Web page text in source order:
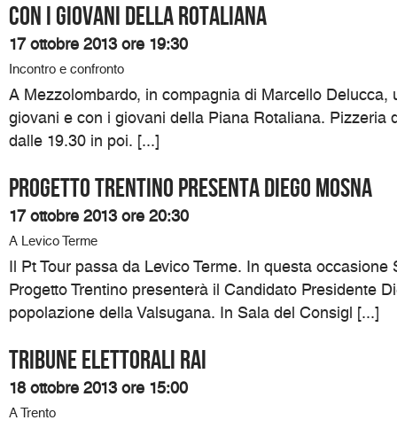
Con i giovani della Rotaliana
17 ottobre 2013 ore 19:30
Incontro e confronto
A Mezzolombardo, in compagnia di Marcello Delucca,
giovani e con i giovani della Piana Rotaliana. Pizzeria
dalle 19.30 in poi. [...]
Progetto Trentino presenta Diego Mosna
17 ottobre 2013 ore 20:30
A Levico Terme
Il Pt Tour passa da Levico Terme. In questa occasione
Progetto Trentino presenterà il Candidato Presidente
popolazione della Valsugana. In Sala del Consigl [...]
TRIBUNE ELETTORALI RAI
18 ottobre 2013 ore 15:00
A Trento